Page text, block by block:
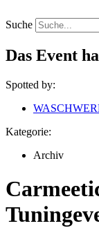
Inhalt
springen
Suche
Das Event
Spotted by:
Kategorie:
Archiv